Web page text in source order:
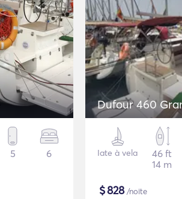
5 6
Dufour 460
Iate à vela
46 ft
14 m
$828/noite